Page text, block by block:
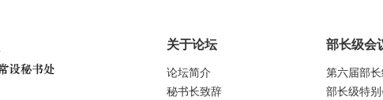
关于论坛
论坛简介
秘书长致辞
部长级会
第六届部
部长级特